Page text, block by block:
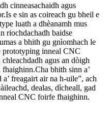
cinneasachaidh agus
e sin as coireach gu bheil e
luath a dhèanamh mus
riochdachadh baidse
a bhith gu gnìomhach le
prototyping inneal CNC
agus an dòigh
bhith sinn a’
freagairt air na h-uile”, ach
dealas, dìcheall, gad
CNC foirfe fhaighinn.